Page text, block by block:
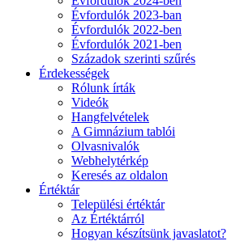
Évfordulók 2023-ban
Évfordulók 2022-ben
Évfordulók 2021-ben
Századok szerinti szűrés
Érdekességek
Rólunk írták
Videók
Hangfelvételek
A Gimnázium tablói
Olvasnivalók
Webhelytérkép
Keresés az oldalon
Értéktár
Települési értéktár
Az Értéktárról
Hogyan készítsünk javaslatot?